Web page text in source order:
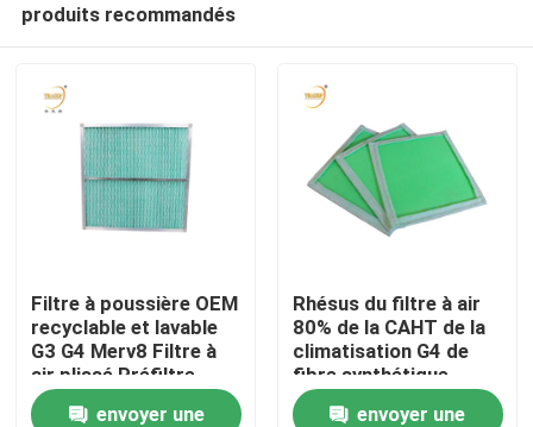
Maison
Produits
produits recommandés
Filtre à poussière OEM
recyclable et lavable
G3 G4 Merv8 Filtre à
air plissé Préfiltre
pour AC / HVAC
envoyer une
Rhésus du filtre à air
80% de la CAHT de la
climatisation G4 de
fibre synthétique
envoyer une